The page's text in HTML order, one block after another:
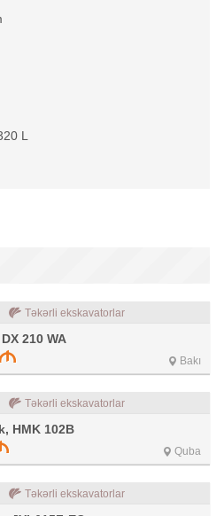
L
Təkərli ekskavatorlar
210 WA
Bakı
Təkərli ekskavatorlar
HMK 102B
Quba
Təkərli ekskavatorlar